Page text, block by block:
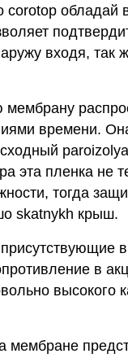
corotop обладай
входя, так
времени.
эта пленка не
тогда
skatnykh крыш.
в
высокого
мембране